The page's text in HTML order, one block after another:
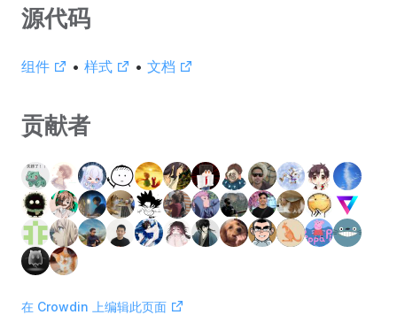
源代码
组件 • 样式 • 文档
贡献者
在 Crowdin 上编辑此页面